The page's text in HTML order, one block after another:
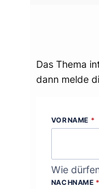
Das Thema
dann melde
VORNAME *
Wie
NACHNAME *